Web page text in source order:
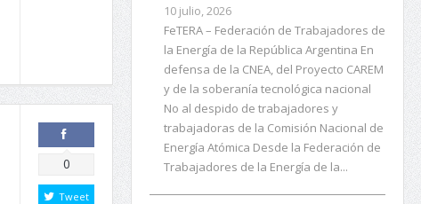
Comparte
0
Tweet
10 julio, 2026
FeTERA – Federación de Trabajadores de
la Energía de la República Argentina En
defensa de la CNEA, del Proyecto CAREM
y de la soberanía tecnológica nacional
No al despido de trabajadores y
trabajadoras de la Comisión Nacional de
Energía Atómica Desde la Federación de
Trabajadores de la Energía de la...